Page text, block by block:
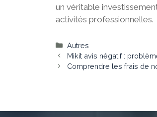
un véritable
activités professionnelles.
Catégories
Autres
Mikit avis négatif :
Comprendre les frais de